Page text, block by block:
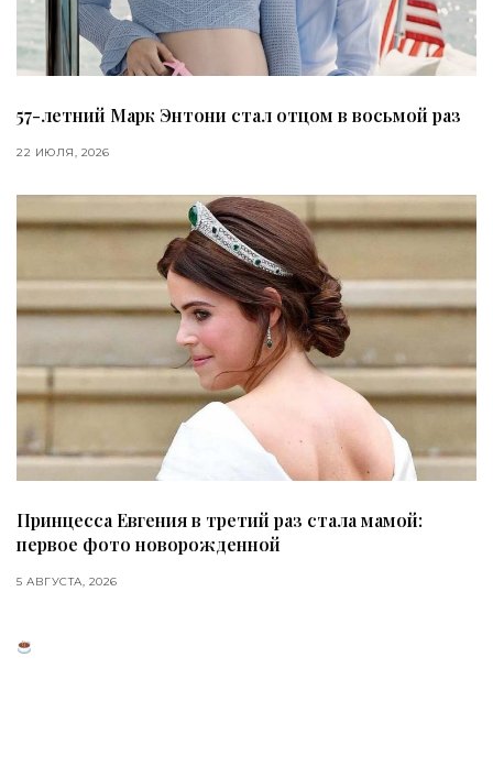
57-летний Марк Энтони стал отцом в восьмой раз
22 ИЮЛЯ, 2026
Принцесса Евгения в третий раз стала мамой:
первое фото новорожденной
5 АВГУСТА, 2026